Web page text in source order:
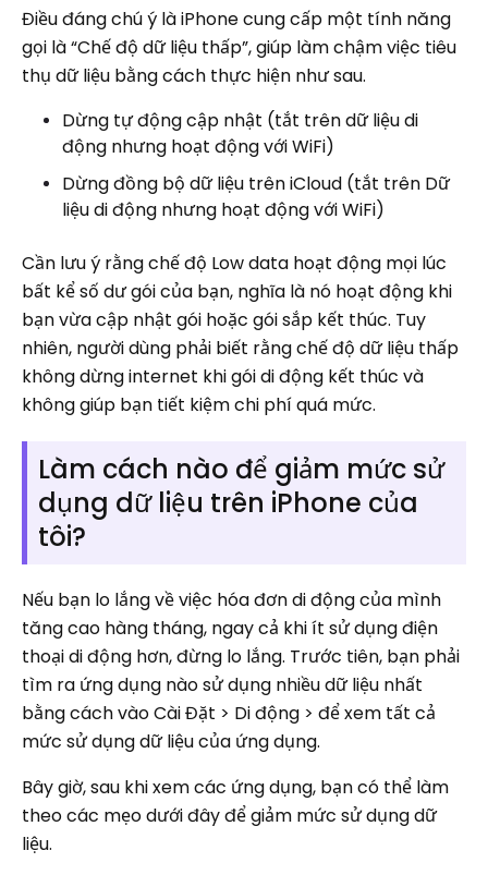
Điều đáng chú ý là iPhone cung cấp một tính năng
gọi là “Chế độ dữ liệu thấp”, giúp làm chậm việc tiêu
thụ dữ liệu bằng cách thực hiện như sau.
Dừng tự động cập nhật (tắt trên dữ liệu di
động nhưng hoạt động với WiFi)
Dừng đồng bộ dữ liệu trên iCloud (tắt trên Dữ
liệu di động nhưng hoạt động với WiFi)
Cần lưu ý rằng chế độ Low data hoạt động mọi lúc
bất kể số dư gói của bạn, nghĩa là nó hoạt động khi
bạn vừa cập nhật gói hoặc gói sắp kết thúc. Tuy
nhiên, người dùng phải biết rằng chế độ dữ liệu thấp
không dừng internet khi gói di động kết thúc và
không giúp bạn tiết kiệm chi phí quá mức.
Làm cách nào để giảm mức sử
dụng dữ liệu trên iPhone của
tôi?
Nếu bạn lo lắng về việc hóa đơn di động của mình
tăng cao hàng tháng, ngay cả khi ít sử dụng điện
thoại di động hơn, đừng lo lắng. Trước tiên, bạn phải
tìm ra ứng dụng nào sử dụng nhiều dữ liệu nhất
bằng cách vào Cài Đặt > Di động > để xem tất cả
mức sử dụng dữ liệu của ứng dụng.
Bây giờ, sau khi xem các ứng dụng, bạn có thể làm
theo các mẹo dưới đây để giảm mức sử dụng dữ
liệu.